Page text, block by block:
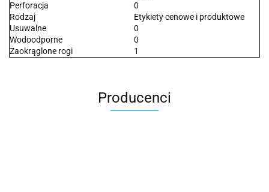
Perforacja
0
Rodzaj
Etykiety cenowe i produktowe
Usuwalne
0
Wodoodporne
0
Zaokrąglone rogi
1
Producenci